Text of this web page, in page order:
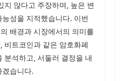
지 않다고 주장하며, 높은 변
성을 지적했습니다. 이번
배경과 시장에서의 의미를
비트코인과 같은 암호화폐
분석하고, 서둘러 결정을 내
겠습니다.